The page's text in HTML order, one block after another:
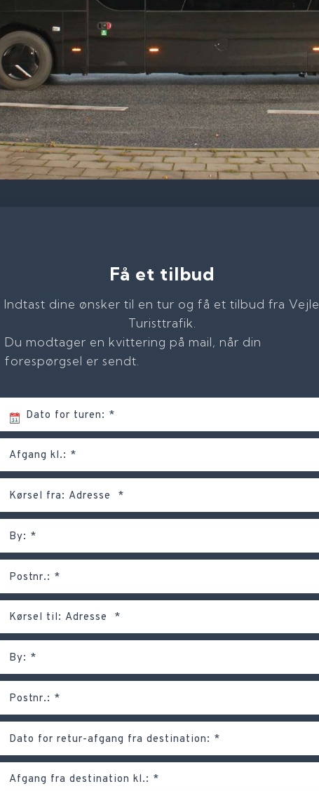
Få et tilbud
Indtast dine ønsker til en tur og få et tilbud fra Vejle
Turisttrafik.
Du modtager en kvittering på mail, når din
forespørgsel er sendt.